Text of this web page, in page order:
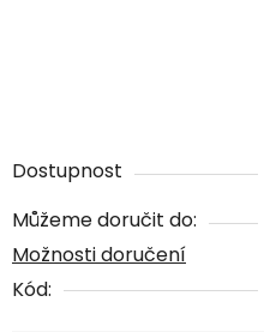
Dostupnost
Můžeme doručit do:
Možnosti doručení
Kód: